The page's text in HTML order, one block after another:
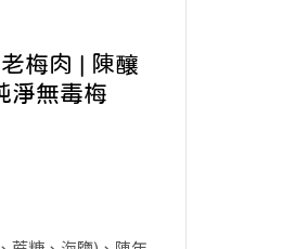
梅肉 | 陳釀
淨無毒梅